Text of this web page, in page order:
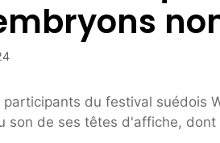
participants du festival suédois
son de ses têtes d'affiche,